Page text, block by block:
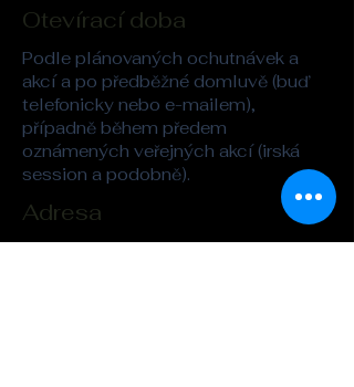
Otevírací doba
Podle plánovaných ochutnávek a
akcí a po předběžné domluvě (buď
telefonicky nebo e-mailem),
případně během předem
oznámených veřejných akcí (irská
session a podobně).
Adresa